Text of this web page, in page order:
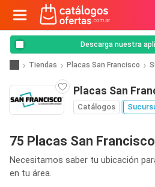
Descarga nuestra
Tiendas Placas San Francisco
Placas San
Catálogos
75 Placas San
Necesitamos saber tu ubicación
en tu área.